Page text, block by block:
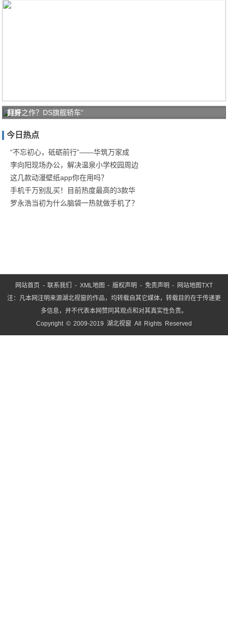
打好
防疫
保卫
战！
商汤
翻身之作？DS旗舰轿车“
今日热点
“不忘初心，砥砺前行”——华筑万家成
李向阳现场办公，解决温泉小学校园周边
这几款动漫壁纸app你在用吗？
手机千万别乱买！目前热度最高的3款华
罗永浩当初为什么脑袋一热就做手机了？
网站首页 -联系我们 - XML地图 -版权声明 - 免责声明 - 网站地图TXT
注：凡本网注明来源湖北视窗的作品，均转载自其它媒体，转载目的在于传递更
多信息，并不代表本网赞同其观点和对其真实性负责。
Copyright © 2009-2019 湖北视窗 All Rights Reserved